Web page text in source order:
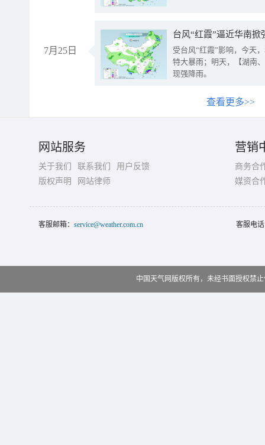
7月25日
台风“红霞”逼近华南
受台风“红霞”影响，今天
特大暴雨；明天，【湖南
现强降雨。
查看更多>>
网站服务
关于我们 联系我们
用户反馈
版权声明
网站律师
营销
商务合
媒资合
客服邮箱： service@weather.com.cn 客服电
中国天气网版权所有，未经书面授权